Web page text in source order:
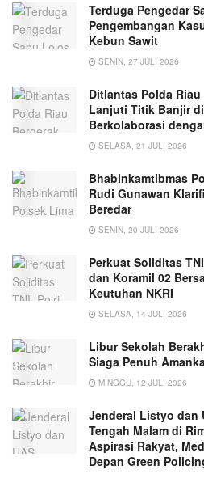
Terduga Pengedar
Pengembangan
Kebun Sawit
SENIN, 27 JULI 2026
Ditlantas Polda
Lanjuti Titik Banjir
Berkolaborasi
SELASA, 21 JULI 2026
Bhabinkamtibmas
Rudi Gunawan
Beredar
SENIN, 20 JULI 2026
Perkuat Soliditas
dan Koramil 02
Keutuhan NKRI
SELASA, 14 JULI 2026
Libur Sekolah
Siaga Penuh
MINGGU, 12 JULI 2026
Jenderal Listyo dan
Tengah Malam di
Aspirasi Rakyat,
Depan Green